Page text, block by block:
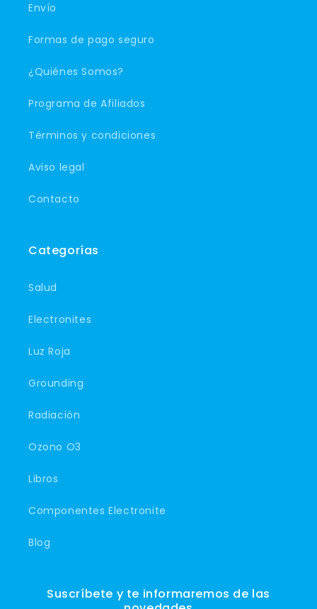
Envío
Formas de pago seguro
¿Quiénes Somos?
Programa de Afiliados
Términos y condiciones
Aviso legal
Contacto
Categorías
Salud
Electronites
Luz Roja
Grounding
Radiación
Ozono O3
Libros
Componentes Electronite
Blog
Suscríbete y te informaremos de las